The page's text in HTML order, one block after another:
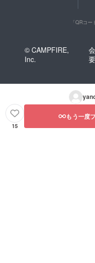
「QRコ
© CAMPFIRE,
Inc.
要
15
もう一度